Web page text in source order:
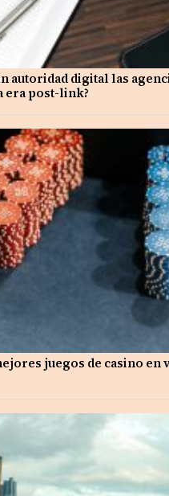
autoridad digital las
era post-link?
juegos de casino en